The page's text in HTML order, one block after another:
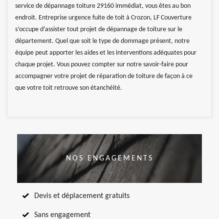
service de dépannage toiture 29160 immédiat, vous êtes au bon
endroit. Entreprise urgence fuite de toit à Crozon, LF Couverture
s’occupe d’assister tout projet de dépannage de toiture sur le
département. Quel que soit le type de dommage présent, notre
équipe peut apporter les aides et les interventions adéquates pour
chaque projet. Vous pouvez compter sur notre savoir-faire pour
accompagner votre projet de réparation de toiture de façon à ce
que votre toit retrouve son étanchéité.
NOS ENGAGEMENTS
Devis et déplacement gratuits
Sans engagement